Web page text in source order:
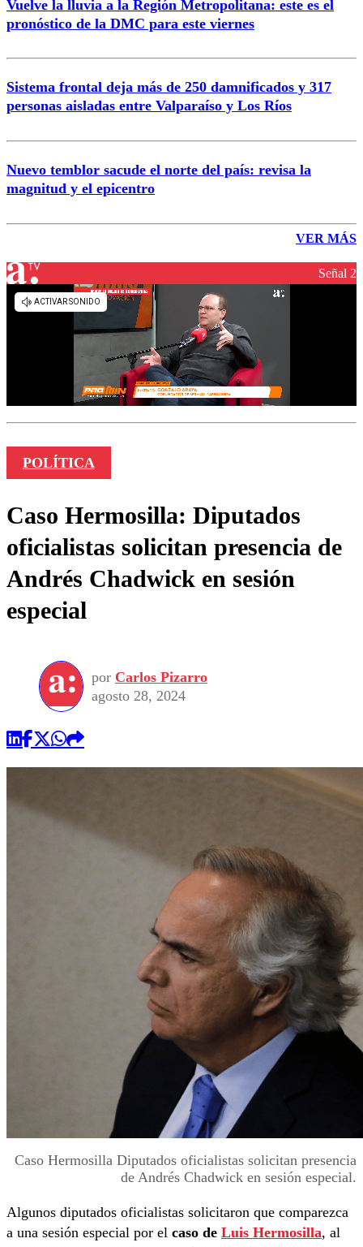
Vuelve la lluvia a la Región Metropolitana: este es el
pronóstico de la DMC para este viernes
Sistema frontal deja más de 250 damnificados y 317
personas aisladas entre Valparaíso y Los Ríos
Nuevo temblor sacude el norte del país: revisa la
magnitud y el epicentro
VER MÁS
Señal 2
POLÍTICA
Caso Hermosilla: Diputados
oficialistas solicitan presencia de
Andrés Chadwick en sesión
especial
por Carlos Pizarro
agosto 28, 2024
Caso Hermosilla Diputados oficialistas solicitan presencia
de Andrés Chadwick en sesión especial.
Algunos diputados oficialistas solicitaron que comparezca
a una sesión especial por el caso de Luis Hermosilla, al